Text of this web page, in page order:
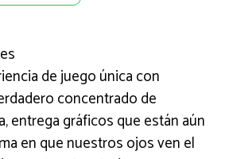
de juego única con
concentrado de
entrega gráficos que están aún
en que nuestros ojos ven el